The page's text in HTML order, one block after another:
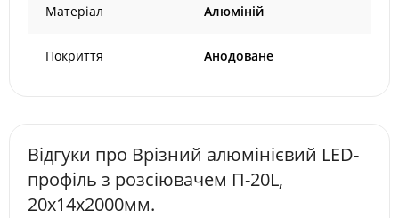
Матеріал Алюміній
Покриття Анодоване
Відгуки про Врізний алюмінієвий LED-
профіль з розсіювачем П-20L,
20х14x2000мм.